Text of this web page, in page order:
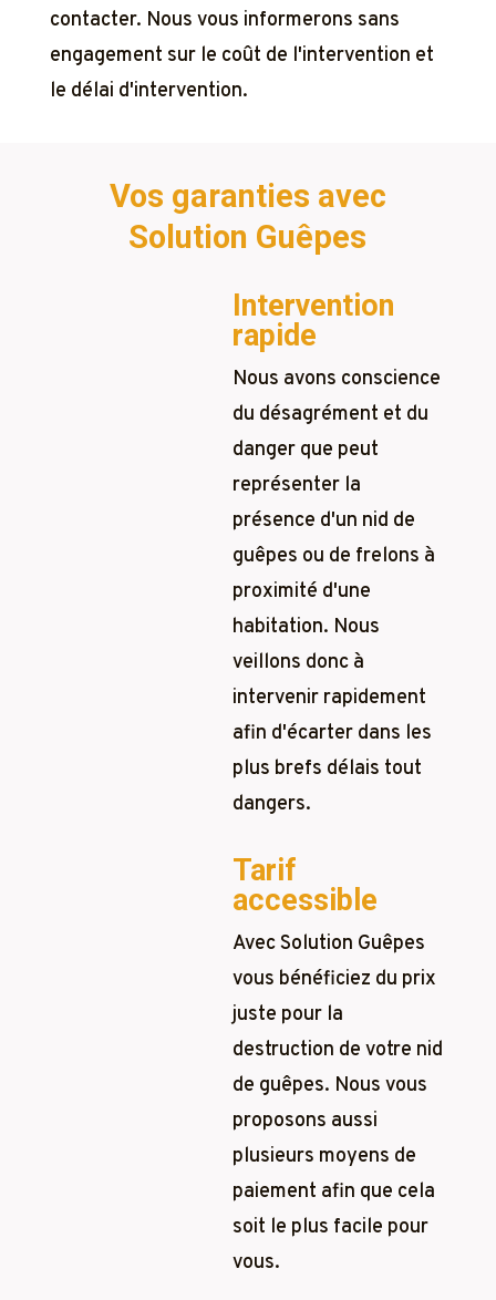
contacter. Nous vous informerons sans
engagement sur le coût de l'intervention et
le délai d'intervention.
Vos garanties avec
Solution Guêpes
Intervention
rapide
Nous avons conscience
du désagrément et du
danger que peut
représenter la
présence d'un nid de
guêpes ou de frelons à
proximité d'une
habitation. Nous
veillons donc à
intervenir rapidement
afin d'écarter dans les
plus brefs délais tout
dangers.
Tarif
accessible
Avec Solution Guêpes
vous bénéficiez du prix
juste pour la
destruction de votre nid
de guêpes. Nous vous
proposons aussi
plusieurs moyens de
paiement afin que cela
soit le plus facile pour
vous.